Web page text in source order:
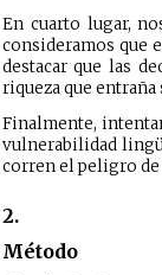
En cuarto lugar,
consideramos que
destacar que las
riqueza que entraña
Finalmente,
vulnerabilidad
corren el peligro
2.
Método